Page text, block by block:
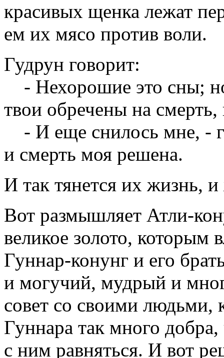
красивых щенка лежат
ем их мясо против воли.
Гудрун говорит:
- Нехорошие это сны;
твои обречены на смерть,
- И еще снилось мне, -
и смерть моя решена.
И так тянется их жизнь,
Вот размышляет Атли-
великое золото, которым
Гуннар-конунг и его
и могучий, мудрый и
совет со своими людьми,
Гуннара так много
с ним равняться. И вот